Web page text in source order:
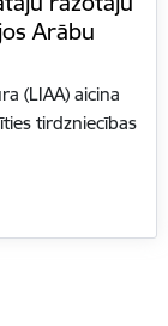
Arābu
(LIAA) aicina
tirdzniecības